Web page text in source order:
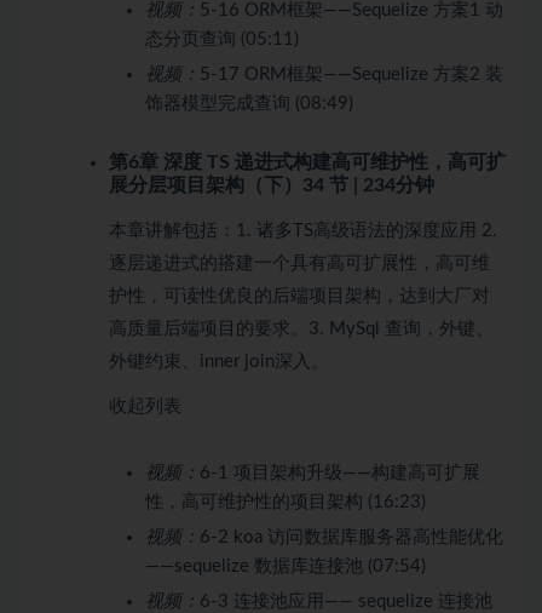
视频： 5-16 ORM框架——Sequelize 方案1 动
态分页查询 (05:11)
视频： 5-17 ORM框架——Sequelize 方案2 装
饰器模型完成查询 (08:49)
第6章 深度 TS 递进式构建高可维护性，高可扩
展分层项目架构（下） 34 节 | 234分钟
本章讲解包括：1. 诸多TS高级语法的深度应用 2.
逐层递进式的搭建一个具有高可扩展性，高可维
护性，可读性优良的后端项目架构，达到大厂对
高质量后端项目的要求。3. MySql 查询，外键、
外键约束、inner join深入。
收起列表
视频： 6-1 项目架构升级——构建高可扩展
性，高可维护性的项目架构 (16:23)
视频： 6-2 koa 访问数据库服务器高性能优化
——sequelize 数据库连接池 (07:54)
视频： 6-3 连接池应用—— sequelize 连接池